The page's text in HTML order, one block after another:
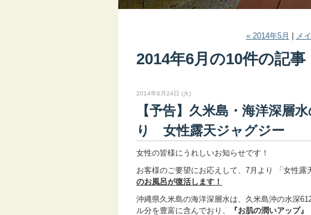
« 2014年5月 メ
2014年6月の10件の記事
2014年6月24日 (火)
【予告】久米島・海洋深層
り 女性露天ジャグジー
女性の皆様にうれしいお知らせです！
お客様のご要望にお応えして、7月より 「女性露
のお風呂が復活します！
沖縄県久米島の海洋深層水は、久米島沖の水深
ル分を豊富に含んでおり、
『お肌の潤いアップ』